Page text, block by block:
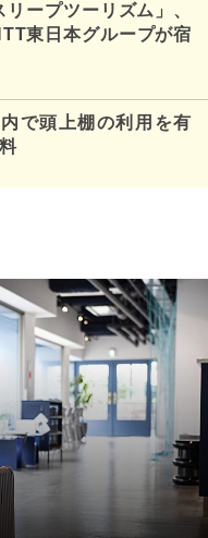
ープツーリズム」、
東日本グループが宿
で頭上棚の利用を有